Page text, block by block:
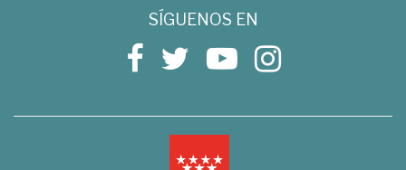
SÍGUENOS EN